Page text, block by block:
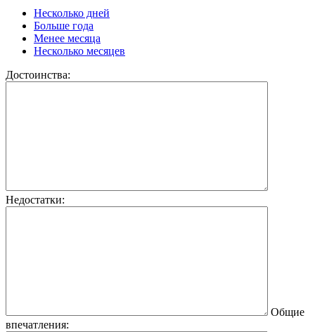
Несколько дней
Больше года
Менее месяца
Несколько месяцев
Достоинства:
Недостатки:
Общие
впечатления: